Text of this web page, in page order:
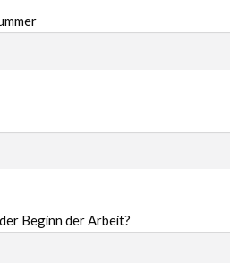
Beginn der Arbeit?